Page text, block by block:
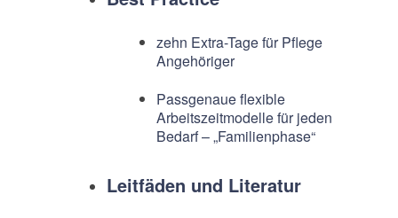
zehn Extra-Tage für Pflege
Angehöriger
Passgenaue flexible
Arbeitszeitmodelle für jeden
Bedarf – „Familienphase“
Leitfäden und Literatur